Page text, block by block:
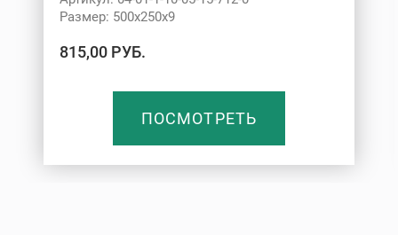
Размер: 500х250х9
815,00 РУБ.
ПОСМОТРЕТЬ